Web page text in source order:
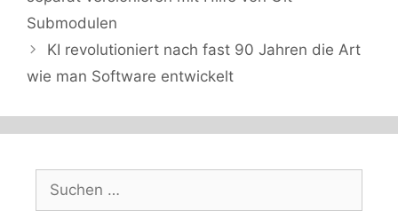
Submodulen
KI revolutioniert nach fast 90 Jahren die Art
wie man Software entwickelt
nach: